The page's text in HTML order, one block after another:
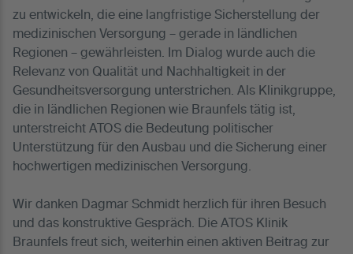
zu entwickeln, die eine langfristige Sicherstellung der
medizinischen Versorgung – gerade in ländlichen
Regionen – gewährleisten. Im Dialog wurde auch die
Relevanz von Qualität und Nachhaltigkeit in der
Gesundheitsversorgung unterstrichen. Als Klinikgruppe,
die in ländlichen Regionen wie Braunfels tätig ist,
unterstreicht ATOS die Bedeutung politischer
Unterstützung für den Ausbau und die Sicherung einer
hochwertigen medizinischen Versorgung.
Wir danken Dagmar Schmidt herzlich für ihren Besuch
und das konstruktive Gespräch. Die ATOS Klinik
Braunfels freut sich, weiterhin einen aktiven Beitrag zur